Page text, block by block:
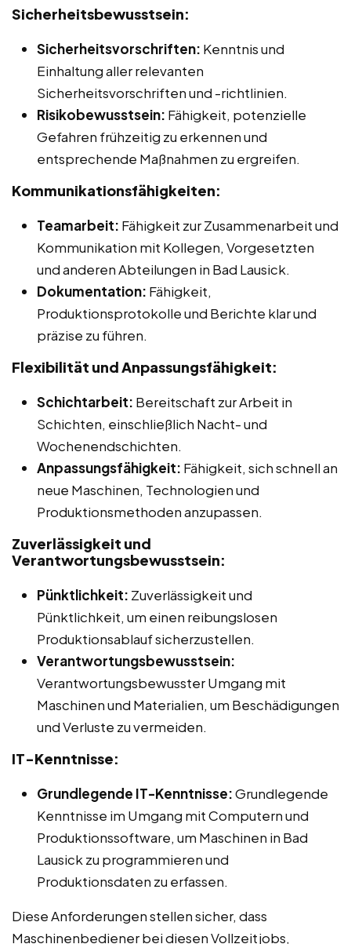
Sicherheitsbewusstsein:
Sicherheitsvorschriften: Kenntnis und
Einhaltung aller relevanten
Sicherheitsvorschriften und -richtlinien.
Risikobewusstsein: Fähigkeit, potenzielle
Gefahren frühzeitig zu erkennen und
entsprechende Maßnahmen zu ergreifen.
Kommunikationsfähigkeiten:
Teamarbeit: Fähigkeit zur Zusammenarbeit und
Kommunikation mit Kollegen, Vorgesetzten
und anderen Abteilungen in Bad Lausick.
Dokumentation: Fähigkeit,
Produktionsprotokolle und Berichte klar und
präzise zu führen.
Flexibilität und Anpassungsfähigkeit:
Schichtarbeit: Bereitschaft zur Arbeit in
Schichten, einschließlich Nacht- und
Wochenendschichten.
Anpassungsfähigkeit: Fähigkeit, sich schnell an
neue Maschinen, Technologien und
Produktionsmethoden anzupassen.
Zuverlässigkeit und
Verantwortungsbewusstsein:
Pünktlichkeit: Zuverlässigkeit und
Pünktlichkeit, um einen reibungslosen
Produktionsablauf sicherzustellen.
Verantwortungsbewusstsein:
Verantwortungsbewusster Umgang mit
Maschinen und Materialien, um Beschädigungen
und Verluste zu vermeiden.
IT-Kenntnisse:
Grundlegende IT-Kenntnisse:Grundlegende
Kenntnisse im Umgang mit Computern und
Produktionssoftware, um Maschinen in Bad
Lausick zu programmieren und
Produktionsdaten zu erfassen.
Diese Anforderungen stellen sicher, dass
Maschinenbediener bei diesen Vollzeitjobs,